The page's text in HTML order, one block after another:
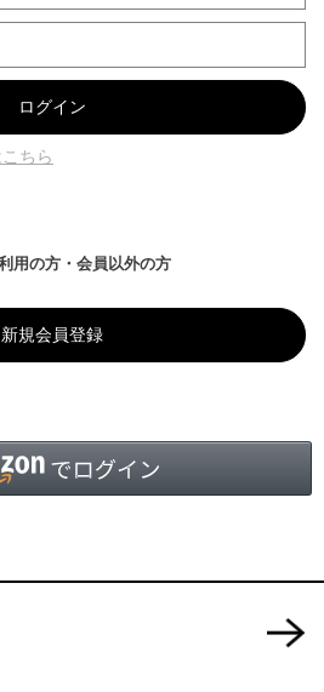
ちら
用の方・会員以外の方